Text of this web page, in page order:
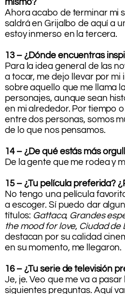
mismo?
Ahora acabo de terminar mi
saldrá en Grijalbo de aquí a
estoy inmerso en la tercera.
13 – ¿Dónde encuentras
Para la idea general de las
a tocar, me dejo llevar por mi
sobre aquello que me llama
personajes, aunque sean
en mi alrededor. Por tiempo
entre dos personas, somos
de lo que nos pensamos.
14 – ¿De qué estás más
De la gente que me rodea y
15 – ¿Tu película preferida?
No tengo una película
a escoger. Sí puedo dar
títulos: Gattaca, Grandes
the mood for love, Ciudad de
destacan por su calidad
en su momento, me llegaron.
16 – ¿Tu serie de televisión
Je, je. Veo que me va a
siguientes preguntas. Aquí